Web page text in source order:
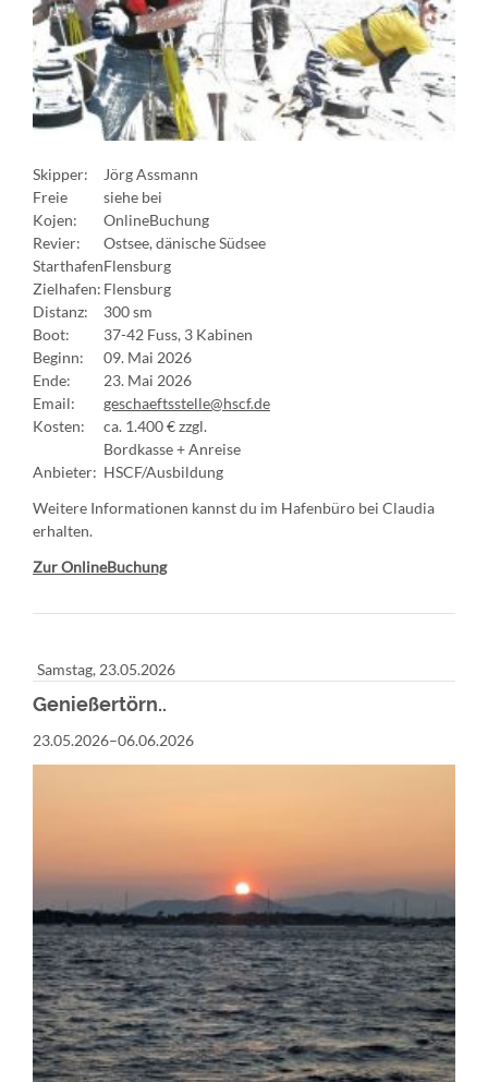
Skipper:
Jörg Assmann
Freie
Kojen:
siehe bei
OnlineBuchung
Revier:
Ostsee, dänische Südsee
StarthafenFlensburg
Zielhafen: Flensburg
Distanz:
300 sm
Boot:
37-42 Fuss, 3 Kabinen
Beginn:
09. Mai 2026
Ende:
23. Mai 2026
Email:
geschaeftsstelle@hscf.de
Kosten:
ca. 1.400 € zzgl.
Bordkasse + Anreise
Anbieter: HSCF/Ausbildung
Weitere Informationen kannst du im Hafenbüro bei Claudia
erhalten.
Zur OnlineBuchung
Samstag, 23.05.2026
Genießertörn..
23.05.2026–06.06.2026